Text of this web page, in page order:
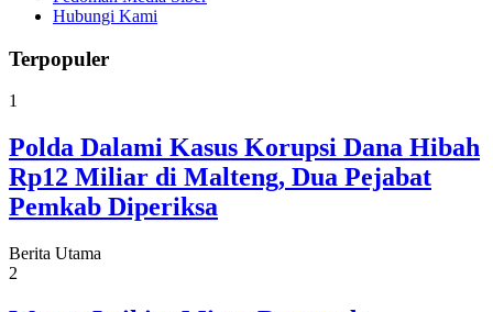
Hubungi Kami
Terpopuler
1
Polda Dalami Kasus Korupsi Dana Hibah
Rp12 Miliar di Malteng, Dua Pejabat
Pemkab Diperiksa
Berita Utama
2